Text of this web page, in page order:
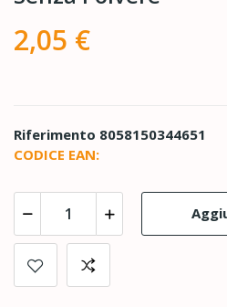
2,05 €
Riferimento 8058150344651
CODICE EAN: